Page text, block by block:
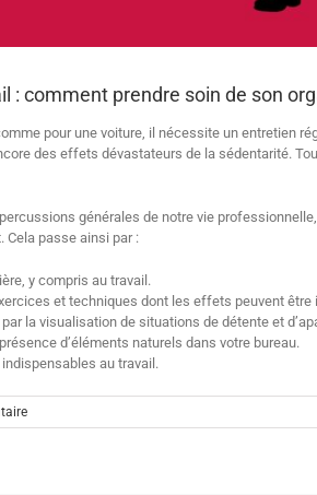
: comment prendre soin de son
pour une voiture, il nécessite un entretien
des effets dévastateurs de la sédentarité.
générales de notre vie
Cela passe ainsi par :
y compris au travail.
et techniques dont les effets peuvent être
la visualisation de situations de détente et
d’éléments naturels dans votre bureau.
au travail.